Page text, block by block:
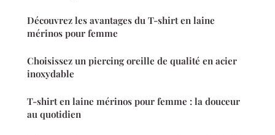
Découvrez les avantages du T-shirt en laine
mérinos pour femme
Choisissez un piercing oreille de qualité en acier
inoxydable
T-shirt en laine mérinos pour femme : la douceur
au quotidien